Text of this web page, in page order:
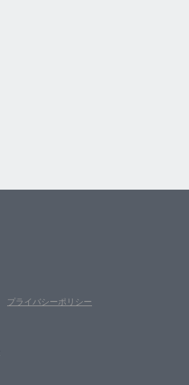
プライバシーポリシー